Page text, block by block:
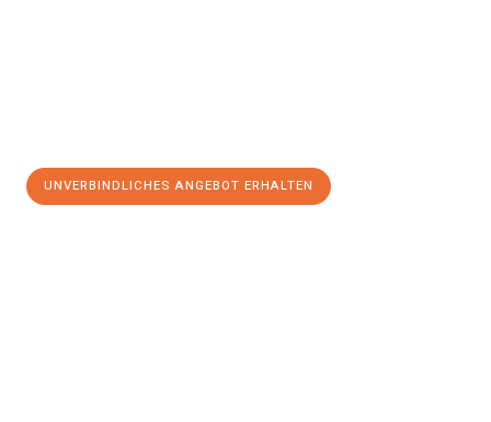
UNVERBINDLICHES ANGEBOT ERHALTEN